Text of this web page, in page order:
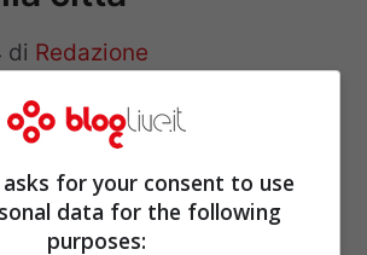
di Redazione
nuova Citroen C1, disponibile
e 5 porte, viene presentata
berlina e Airscape. Lo
for your consent to use
data for the following
purposes: